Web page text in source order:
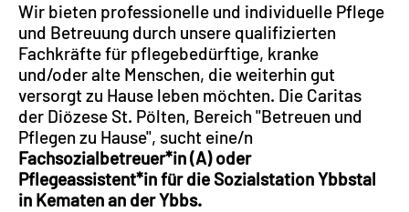
Wir bieten professionelle und individuelle Pflege
und Betreuung durch unsere qualifizierten
Fachkräfte für pflegebedürftige, kranke
und/oder alte Menschen, die weiterhin gut
versorgt zu Hause leben möchten. Die Caritas
der Diözese St. Pölten, Bereich "Betreuen und
Pflegen zu Hause", sucht eine/n
Fachsozialbetreuer*in (A) oder
Pflegeassistent*in für die Sozialstation Ybbstal
in Kematen an der Ybbs.